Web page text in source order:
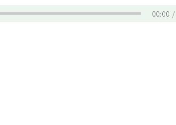
00:00